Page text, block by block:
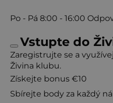
Po - Pá 8:00 - 16:00
Vstupte do
Zaregistrujte se a
Živina klubu.
Získejte bonus €10
Sbírejte body za každý